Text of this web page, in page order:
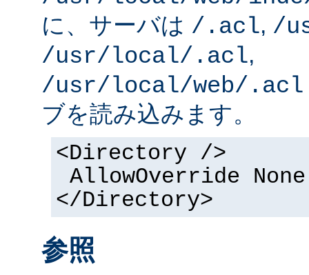
に、サーバは /.acl, /
/usr/local/.acl,
/usr/local/web/.acl
ブを読み込みます。
<Directory />
AllowOverride None
</Directory>
参照